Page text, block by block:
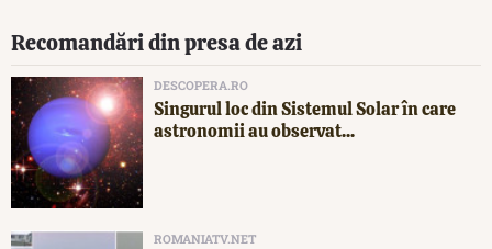
Recomandări din presa de azi
DESCOPERA.RO
Singurul loc din Sistemul Solar în care
astronomii au observat...
ROMANIATV.NET